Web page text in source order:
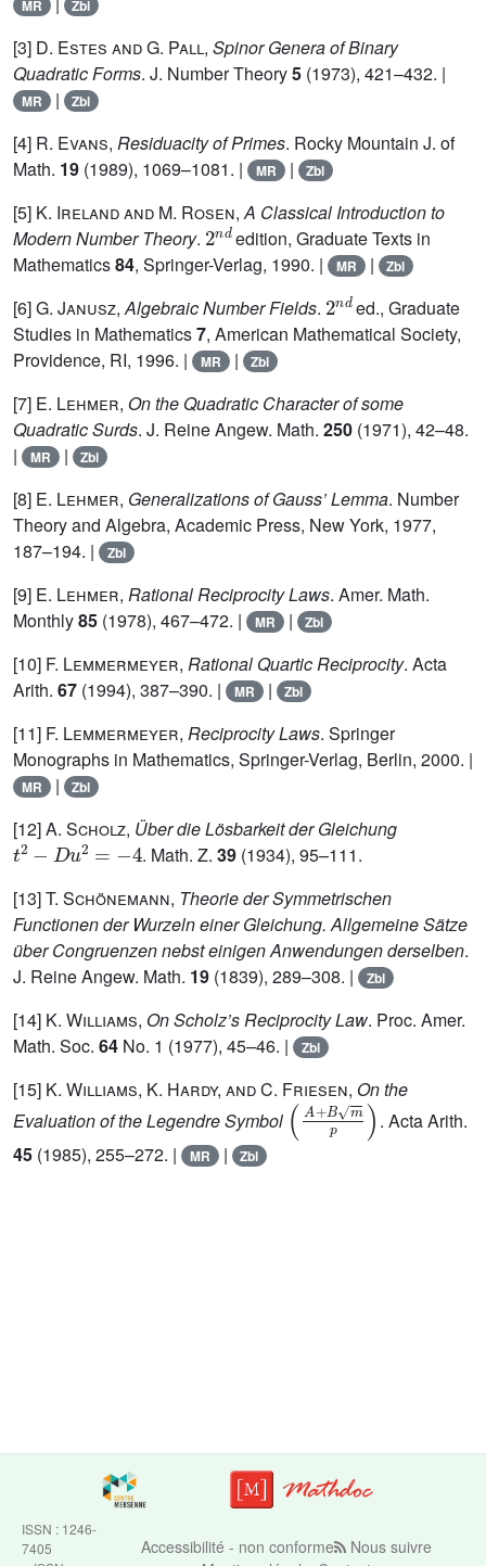
MR Zbl
[3] D. Estes and G. Pall, Spinor Genera of Binary
Quadratic Forms. J. Number Theory5 (1973), 421–432. |
MR | Zbl
[4] R. Evans, Residuacity of Primes. Rocky Mountain J. of
Math. 19 (1989), 1069–1081. | MR | Zbl
[5] K. Ireland and M. Rosen,A Classical Introduction to
Modern Number Theory.
2nd
edition, Graduate Texts in
Mathematics84, Springer-Verlag, 1990. | MR | Zbl
[6]G. Janusz,Algebraic Number Fields.
d
ed., Graduate
Studies in Mathematics7, American Mathematical Society,
Providence, RI, 1996. |
MR | Zbl
[7] E. Lehmer, On the Quadratic Character of some
Quadratic Surds. J. Reine Angew. Math. 250 (1971), 42–48.
|
MR | Zbl
[8] E. Lehmer, Generalizations of Gauss’ Lemma. Number
Theory and Algebra, Academic Press, New York, 1977,
187–194. |
Zbl
[9] E. Lehmer, Rational Reciprocity Laws. Amer. Math.
Monthly85 (1978), 467–472. | MR | Zbl
[10] F. Lemmermeyer, Rational Quartic Reciprocity. Acta
Arith. 67 (1994), 387–390. | MR | Zbl
[11] F. Lemmermeyer, Reciprocity Laws. Springer
Monographs in Mathematics, Springer-Verlag, Berlin, 2000. |
MR | Zbl
[12]A. Scholz, Über die Lösbarkeit der Gleichung
t2-Du2=-4
. Math. Z.39 (1934), 95–111.
[13]T. Schönemann, Theorie der Symmetrischen
Functionen der Wurzeln einer Gleichung. Allgemeine Sätze
über Congruenzen nebst einigen Anwendungen derselben.
J. Reine Angew. Math. 19 (1839), 289–308. | Zbl
[14] K. Williams, On Scholz’s Reciprocity Law. Proc. Amer.
Math. Soc. 64 No. 1 (1977), 45–46. | Zbl
[15] K. Williams, K. Hardy, and C. Friesen, On the
Evaluation of the Legendre Symbol
A+Bmp
. Acta Arith.
45 (1985), 255–272. | MR | Zbl
ISSN : 1246-
7405
Accessibilité - non conforme Nous suivre